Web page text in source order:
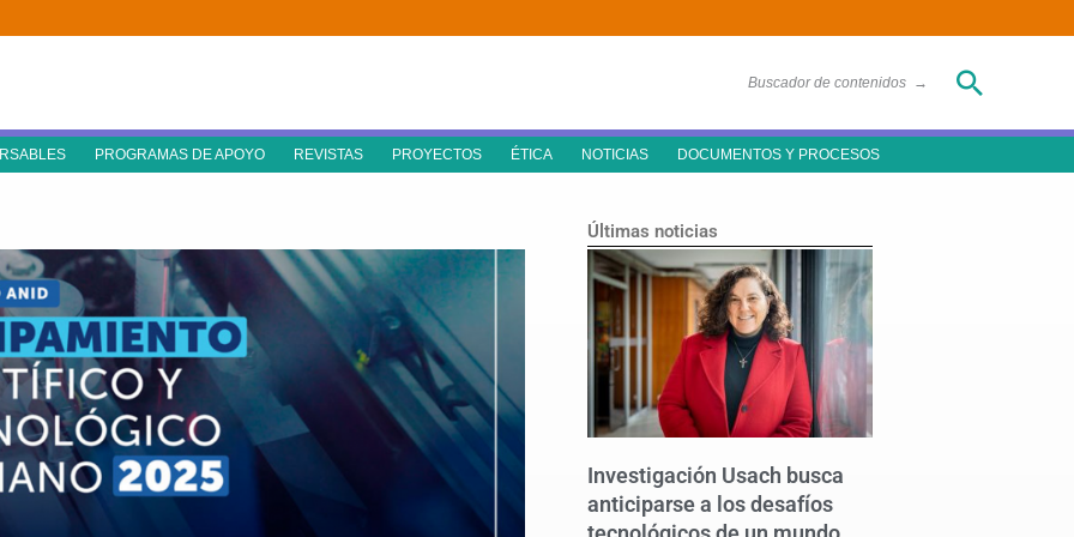
Buscador de contenidos → Buscar
PROGRAMAS DE APOYO REVISTAS PROYECTOS ÉTICA NOTICIAS DOCUMENTOS Y PROCESOS
Últimas noticias
Investigación Usach busca
anticiparse a los desafíos